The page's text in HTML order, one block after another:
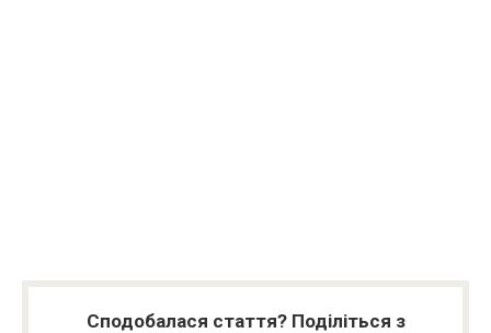
Сподобалася стаття? Поділіться з